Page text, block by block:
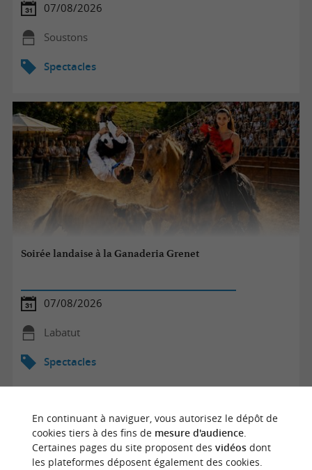
07/08/2026
Soustons
Spectacles
Soirée landaise à la Ganaderia Grenet
07/08/2026
Labatut
Spectacles
En continuant à naviguer, vous autorisez le dépôt de
cookies tiers à des fins de mesure d'audience.
Certaines pages du site proposent des vidéosdont
les plateformes déposent également des cookies.